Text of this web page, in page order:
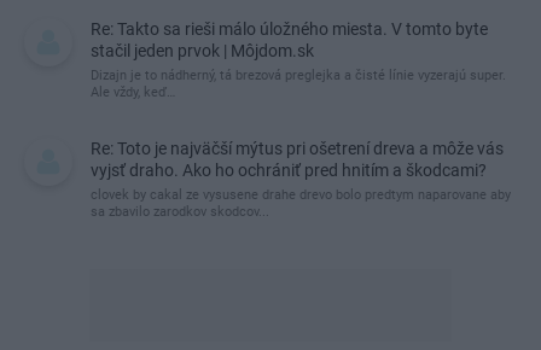
Re: Takto sa rieši málo úložného miesta. V tomto byte
stačil jeden prvok | Môjdom.sk
Dizajn je to nádherný, tá brezová preglejka a čisté línie vyzerajú super.
Ale vždy, keď…
Re: Toto je najväčší mýtus pri ošetrení dreva a môže vás
vyjsť draho. Ako ho ochrániť pred hnitím a škodcami?
clovek by cakal ze vysusene drahe drevo bolo predtym naparovane aby
sa zbavilo zarodkov skodcov...